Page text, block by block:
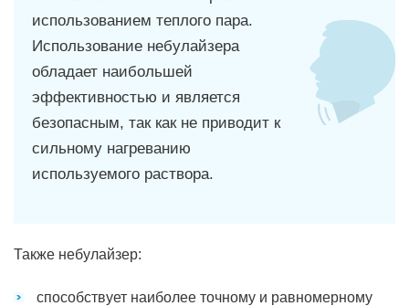
использованием теплого пара.
Использование небулайзера
обладает наибольшей
эффективностью и является
безопасным, так как не приводит к
сильному нагреванию
используемого раствора.
Также небулайзер:
способствует наиболее точному и равномерному